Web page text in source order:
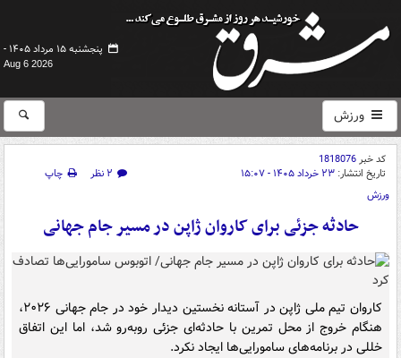
پنجشنبه ۱۵ مرداد ۱۴۰۵ -
Aug 6 2026
ورزش
کد خبر1818076
تاریخ انتشار: ۲۳ خرداد ۱۴۰۵ - ۱۵:۰۷ ۲ نظر
چاپ
ورزش
حادثه جزئی برای کاروان ژاپن در مسیر جام جهانی
کاروان تیم ملی ژاپن در آستانه نخستین دیدار خود در جام جهانی ۲۰۲۶،
هنگام خروج از محل تمرین با حادثه‌ای جزئی روبه‌رو شد، اما این اتفاق
خللی در برنامه‌های سامورایی‌ها ایجاد نکرد.